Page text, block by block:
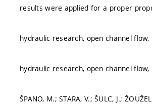
results were applied for a proper
hydraulic research, open channel
hydraulic research, open channel
ŠPANO, M.; STARA, V.; ŠULC, J.;